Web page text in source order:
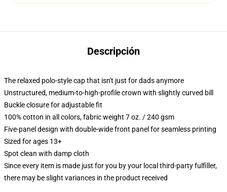
Descripción
The relaxed polo-style cap that isn't just for dads anymore
Unstructured, medium-to-high-profile crown with slightly curved bill
Buckle closure for adjustable fit
100% cotton in all colors, fabric weight 7 oz. / 240 gsm
Five-panel design with double-wide front panel for seamless printing
Sized for ages 13+
Spot clean with damp cloth
Since every item is made just for you by your local third-party fulfiller,
there may be slight variances in the product received